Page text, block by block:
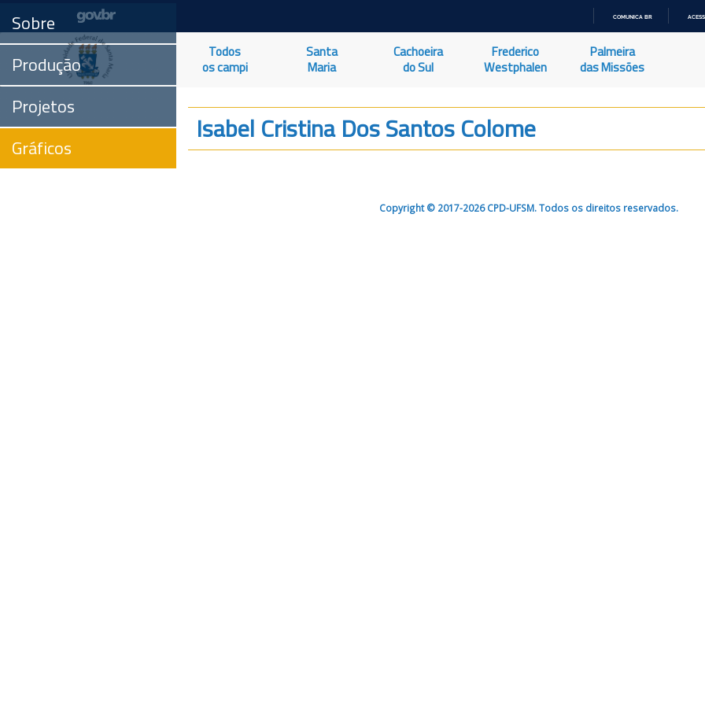
O
COMUNICA BR
Todos
os campi
Santa
Maria
Cachoeira
do Sul
Frederico
Westphalen
Palmeira
das Missões
Sobre
Produção
Projetos
Gráficos
Isabel Cristina Dos Santos Colome
Copyright © 2017-2026 CPD-UFSM. Todos os direitos reservados.